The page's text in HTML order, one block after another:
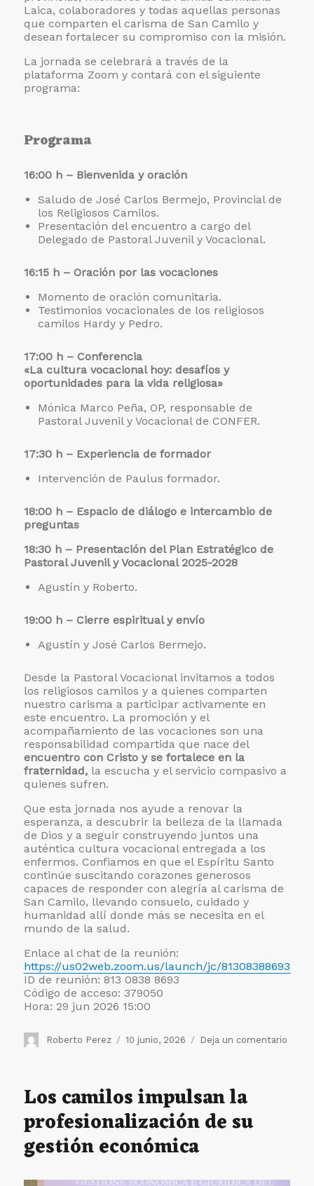
Laica, colaboradores y todas aquellas personas
que comparten el carisma de San Camilo y
desean fortalecer su compromiso con la misión.
La jornada se celebrará a través de la
plataforma Zoom y contará con el siguiente
programa:
Programa
16:00 h – Bienvenida y oración
Saludo de José Carlos Bermejo, Provincial de
los Religiosos Camilos.
Presentación del encuentro a cargo del
Delegado de Pastoral Juvenil y Vocacional.
16:15 h – Oración por las vocaciones
Momento de oración comunitaria.
Testimonios vocacionales de los religiosos
camilos Hardy y Pedro.
17:00 h – Conferencia
«La cultura vocacional hoy: desafíos y
oportunidades para la vida religiosa»
Mónica Marco Peña, OP, responsable de
Pastoral Juvenil y Vocacional de CONFER.
17:30 h – Experiencia de formador
Intervención de Paulus formador.
18:00 h – Espacio de diálogo e intercambio de
preguntas
18:30 h – Presentación del Plan Estratégico de
Pastoral Juvenil y Vocacional 2025-2028
Agustín y Roberto.
19:00 h – Cierre espiritual y envío
Agustín y José Carlos Bermejo.
Desde la Pastoral Vocacional invitamos a todos
los religiosos camilos y a quienes comparten
nuestro carisma a participar activamente en
este encuentro. La promoción y el
acompañamiento de las vocaciones son una
responsabilidad compartida que nace del
encuentro con Cristo y se fortalece en la
fraternidad, la escucha y el servicio compasivo a
quienes sufren.
Que esta jornada nos ayude a renovar la
esperanza, a descubrir la belleza de la llamada
de Dios y a seguir construyendo juntos una
auténtica cultura vocacional entregada a los
enfermos. Confiamos en que el Espíritu Santo
continúe suscitando corazones generosos
capaces de responder con alegría al carisma de
San Camilo, llevando consuelo, cuidado y
humanidad allí donde más se necesita en el
mundo de la salud.
Enlace al chat de la reunión:
https://us02web.zoom.us/launch/jc/81308388693
ID de reunión: 813 0838 8693
Código de acceso: 379050
Hora: 29 jun 2026 15:00
Autor
Roberto Perez
Publicado
10 junio, 2026 Deja un comentario
Los camilos impulsan la
profesionalización de su
gestión económica